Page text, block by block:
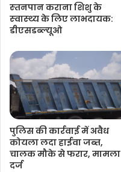
स्‍तनपान कराना शिशु के
स्‍वास्‍थ्‍य के लिए लाभदायक:
डीएसडब्‍ल्‍यूओ
पुलिस की कार्रवाई में अवैध
कोयला लदा हाईवा जब्त,
चालक मौके से फरार, मामला
दर्ज